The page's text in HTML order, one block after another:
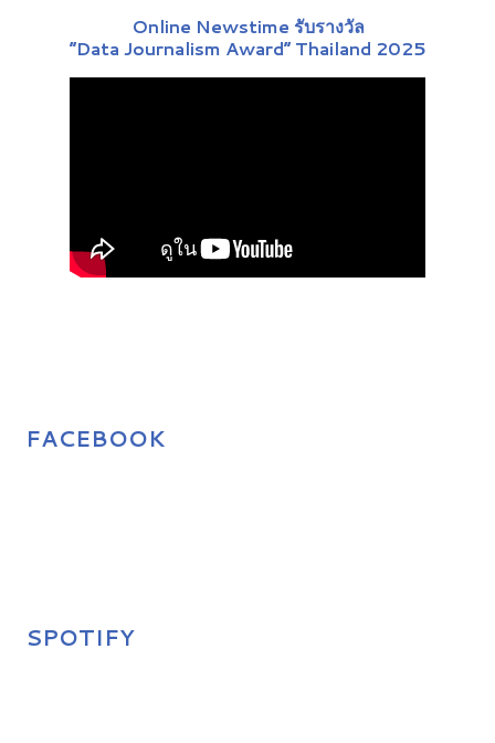
Online Newstime รับรางวัล
“Data Journalism Award” Thailand 2025
FACEBOOK
SPOTIFY